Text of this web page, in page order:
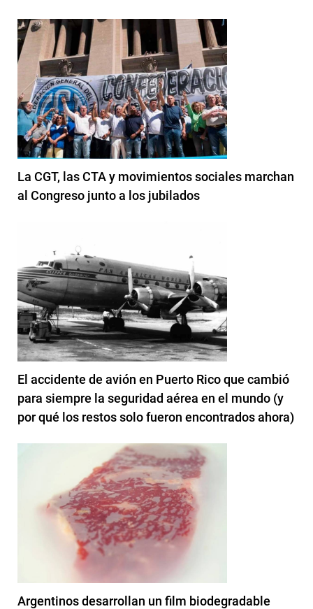
La CGT, las CTA y movimientos sociales marchan
al Congreso junto a los jubilados
El accidente de avión en Puerto Rico que cambió
para siempre la seguridad aérea en el mundo (y
por qué los restos solo fueron encontrados ahora)
Argentinos desarrollan un film biodegradable